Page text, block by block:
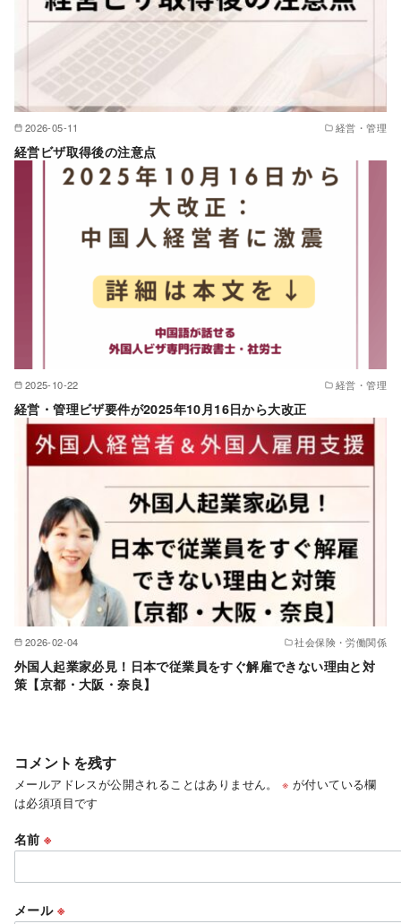
2026-05-11 経営・管理
経営ビザ取得後の注意点
2025-10-22 経営・管理
経営・管理ビザ要件が2025年10月16日から大改正
2026-02-04 社会保険・労働関係
外国人起業家必見！日本で従業員をすぐ解雇できない理由と対
策【京都・大阪・奈良】
コメントを残す
メールアドレスが公開されることはありません。 ※ が付いている欄
は必須項目です
名前※
メール ※